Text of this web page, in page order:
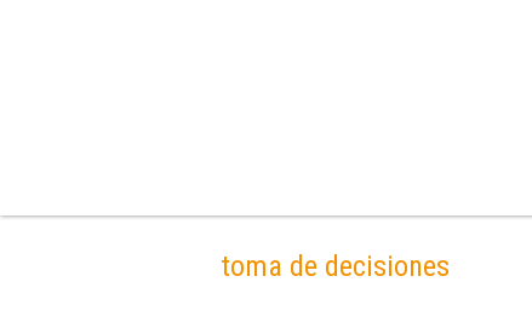
toma de decisiones